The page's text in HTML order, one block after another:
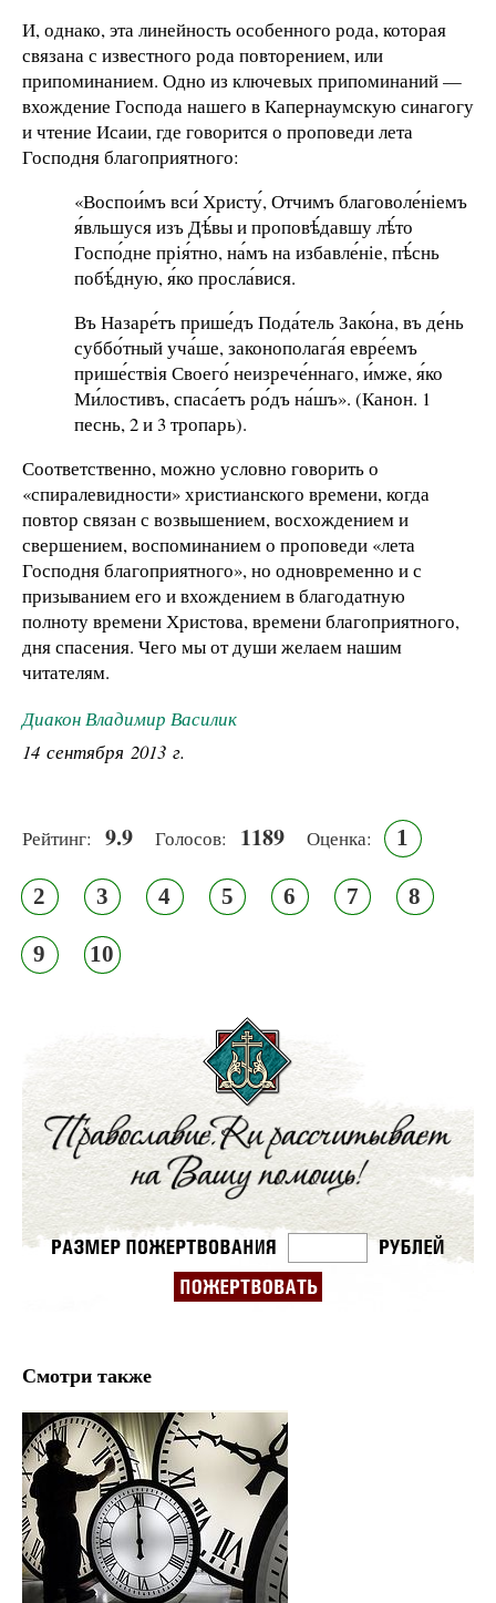
И, однако, эта линейность особенного рода, которая
связана с известного рода повторением, или
припоминанием. Одно из ключевых припоминаний —
вхождение Господа нашего в Капернаумскую синагогу
и чтение Исаии, где говорится о проповеди лета
Господня благоприятного:
«Воспои́мъ вси́ Христу́, Отчимъ благоволе́ніемъ
я́вльшуся изъ Дѣ́вы и проповѣ́давшу лѣ́то
Госпо́дне прія́тно, на́мъ на избавле́ніе, пѣ́снь
побѣ́дную, я́ко просла́вися.
Въ Назаре́тъ прише́дъ Пода́тель Зако́на, въ де́нь
суббо́тный уча́ше, законополага́я евре́емъ
прише́ствія Своего́ неизрече́ннаго, и́мже, я́ко
Ми́лостивъ, спаса́етъ ро́дъ на́шъ». (Канон. 1
песнь, 2 и 3 тропарь).
Соответственно, можно условно говорить о
«спиралевидности» христианского времени, когда
повтор связан с возвышением, восхождением и
свершением, воспоминанием о проповеди «лета
Господня благоприятного», но одновременно и с
призыванием его и вхождением в благодатную
полноту времени Христова, времени благоприятного,
дня спасения. Чего мы от души желаем нашим
читателям.
Диакон Владимир Василик
14 сентября 2013 г.
Рейтинг: 9.9 Голосов: 1189 Оценка: 1
2 3 4 5 6 7 8
9 10
Смотри также